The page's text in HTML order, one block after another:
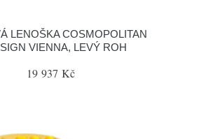
LENOŠKA COSMOPOLITAN
VIENNA, LEVÝ ROH
19 937 Kč